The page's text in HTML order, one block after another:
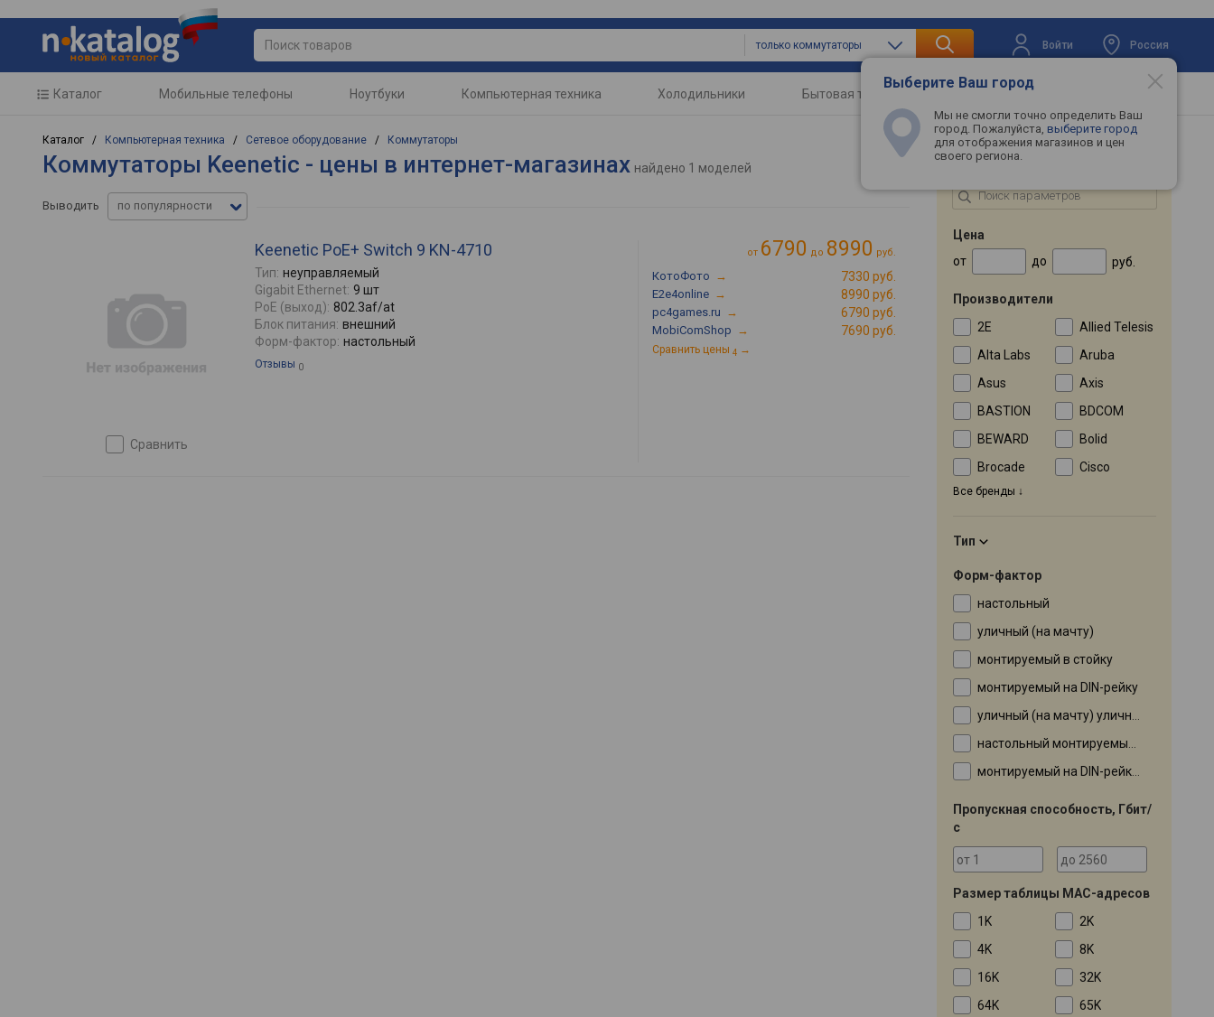
только коммутаторы Войти Россия
Выберите Ваш город
Мы не смогли точно определить Ваш
город. Пожалуйста, выберите город
для отображения магазинов и цен
своего региона.
Каталог Мобильные телефоны Ноутбуки Компьютерная техника Холодильники Бытовая техника Телевизоры
Каталог / Компьютерная техника / Сетевое оборудование / Коммутаторы
Коммутаторы Keenetic - цены в интернет-магазинах найдено 1 моделей
Выводить по популярности
сравнить
Keenetic PoE+ Switch 9 KN-4710
Тип: неуправляемый
Gigabit Ethernet: 9 шт
PoE (выход): 802.3af/at
Блок питания: внешний
Форм-фактор: настольный
Отзывы 0
от 6790 до 8990 руб.
КотоФото → 7330 руб.
E2e4online → 8990 руб.
pc4games.ru → 6790 руб.
MobiComShop → 7690 руб.
Сравнить цены 4 →
ПОДБОР ПО ПАРАМЕТРАМ
Цена
от
до руб.
Производители
2E
Allied Telesis
Alta Labs
Aruba
Asus
Axis
BASTION
BDCOM
BEWARD
Bolid
Brocade
Cisco
Все бренды
Тип
Форм-фактор
настольный
уличный (на мачту)
монтируемый в стойку
монтируемый на DIN-рейку
уличный (на мачту) уличный
настольный монтируемый в стойку
монтируемый на DIN-рейку на DIN-рейку
Пропускная способность, Гбит/
с
Размер таблицы MAC-адресов
1K
2K
4K
8K
16K
32K
64K
65K